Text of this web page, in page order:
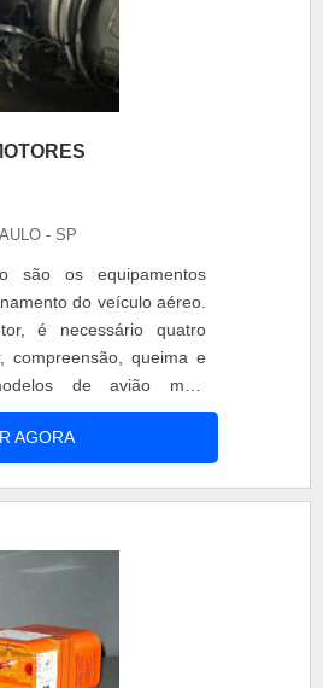
- SP
são os equipamentos
do veículo aéreo.
é necessário quatro
compreensão, queima e
de avião mais
muitas vezes sendo
pequenos, e os a jato,
de grandes aeronaves
AGORA